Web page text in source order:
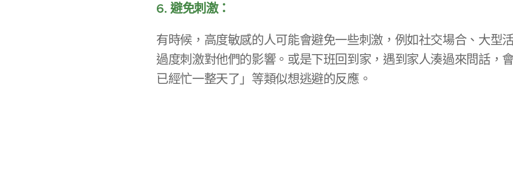
6. 避免刺激：
有時候，高度敏感的人可能會避免一些刺激，例如社交場合、大型
過度刺激對他們的影響。或是下班回到家，遇到家人湊過來問話，
已經忙一整天了」等類似想逃避的反應。